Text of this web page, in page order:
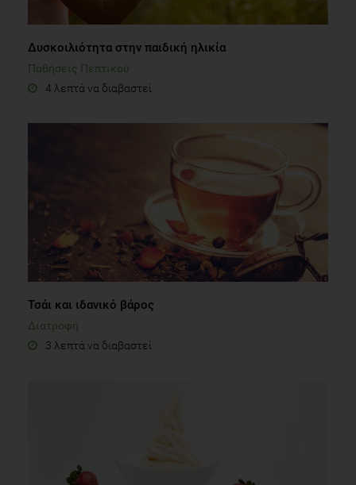
Δυσκοιλιότητα στην παιδική ηλικία
Παθήσεις Πεπτικού
4 λεπτά να διαβαστεί
Τσάι και ιδανικό βάρος
Διατροφή
3 λεπτά να διαβαστεί